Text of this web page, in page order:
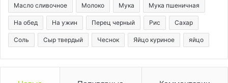
Масло сливочное Молоко Мука Мука пшеничная
На обед На ужин Перец черный Рис Сахар
Соль Сыр твердый Чеснок Яйцо куриное яйцо